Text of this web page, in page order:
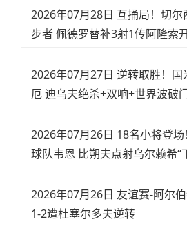
2026年07月28日 互捅局！切尔
步者 佩德罗替补3射1传阿隆索
2026年07月27日 逆转取胜！国
厄 迪乌夫绝杀+双响+世界波破
2026年07月26日 18名小将登
球队韦恩 比朔夫点射乌尔赖希“
2026年07月26日 友谊赛-阿尔
1-2遭杜塞尔多夫逆转